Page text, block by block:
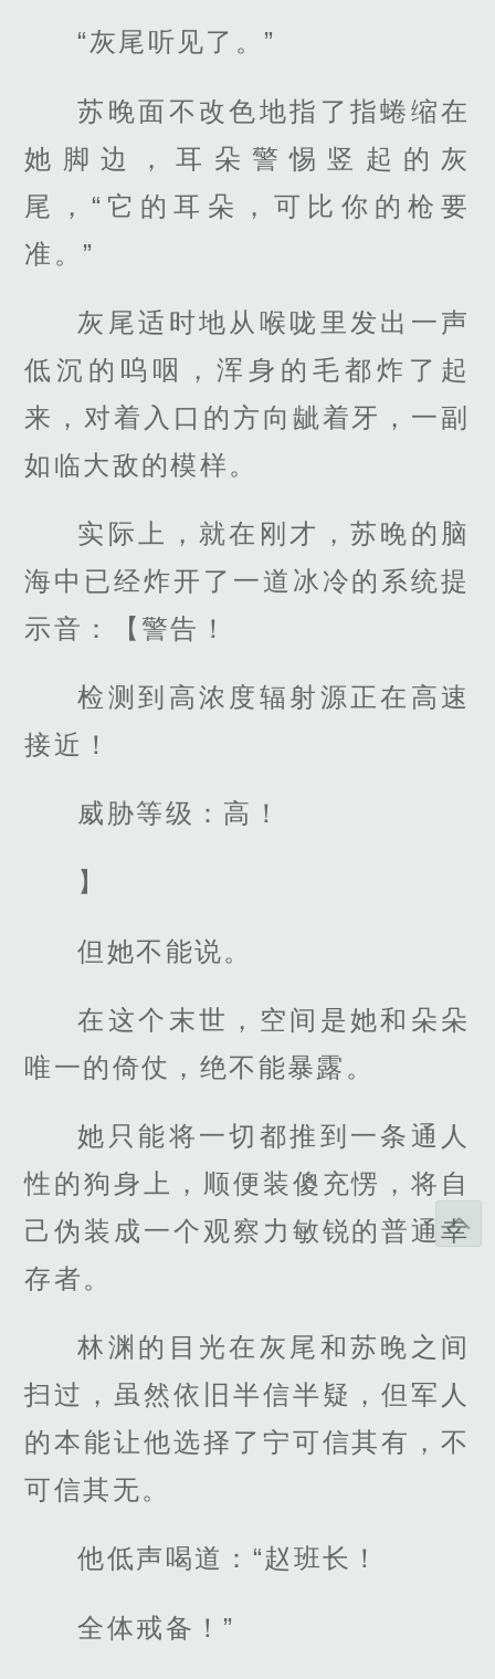
“灰尾听见了。”
苏晚面不改色地指了指蜷缩在
她脚边，耳朵警惕竖起的灰
尾，“它的耳朵，可比你的枪要
准。”
灰尾适时地从喉咙里发出一声
低沉的呜咽，浑身的毛都炸了起
来，对着入口的方向龇着牙，一副
如临大敌的模样。
实际上，就在刚才，苏晚的脑
海中已经炸开了一道冰冷的系统提
示音：【警告！
检测到高浓度辐射源正在高速
接近！
威胁等级：高！
】
但她不能说。
在这个末世，空间是她和朵朵
唯一的倚仗，绝不能暴露。
她只能将一切都推到一条通人
性的狗身上，顺便装傻充愣，将自
己伪装成一个观察力敏锐的普通幸
存者。
林渊的目光在灰尾和苏晚之间
扫过，虽然依旧半信半疑，但军人
的本能让他选择了宁可信其有，不
可信其无。
他低声喝道：“赵班长！
全体戒备！”